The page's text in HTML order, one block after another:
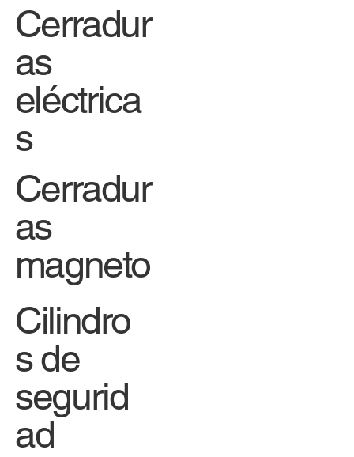
Cerradur
as
eléctrica
s
Cerradur
as
magneto
Cilindro
s de
segurid
ad